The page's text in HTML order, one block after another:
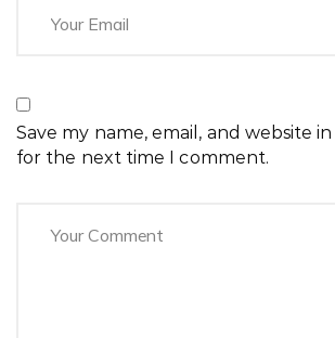
Save my name, email, and website
for the next time I comment.